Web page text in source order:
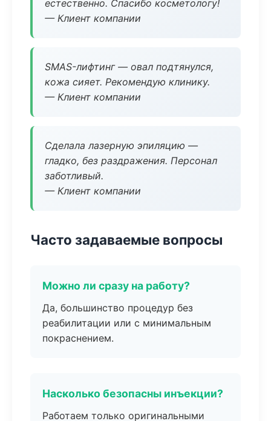
естественно. Спасибо косметологу!
— Клиент компании
SMAS-лифтинг — овал подтянулся,
кожа сияет. Рекомендую клинику.
— Клиент компании
Сделала лазерную эпиляцию —
гладко, без раздражения. Персонал
заботливый.
— Клиент компании
Часто задаваемые вопросы
Можно ли сразу на работу?
Да, большинство процедур без
реабилитации или с минимальным
покраснением.
Насколько безопасны инъекции?
Работаем только оригинальными